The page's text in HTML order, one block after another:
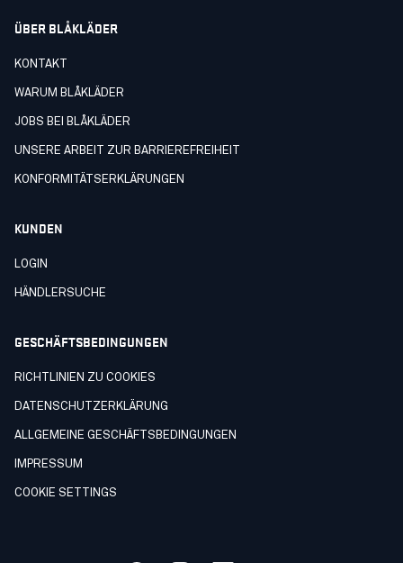
ÜBER BLÅKLÄDER
KONTAKT
WARUM BLÅKLÄDER
JOBS BEI BLÅKLÄDER
UNSERE ARBEIT ZUR BARRIEREFREIHEIT
KONFORMITÄTSERKLÄRUNGEN
KUNDEN
LOGIN
HÄNDLERSUCHE
GESCHÄFTSBEDINGUNGEN
RICHTLINIEN ZU COOKIES
DATENSCHUTZERKLÄRUNG
ALLGEMEINE GESCHÄFTSBEDINGUNGEN
IMPRESSUM
COOKIE SETTINGS